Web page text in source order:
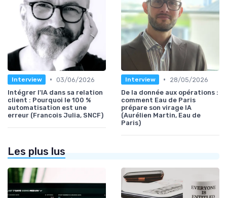
Interview • 03/06/2026
Intégrer l'IA dans sa relation
client : Pourquoi le 100 %
automatisation est une
erreur (Francois Julia, SNCF)
Interview •
28/05/2026
De la donnée aux opérations :
comment Eau de Paris
prépare son virage IA
(Aurélien Martin, Eau de
Paris)
Les plus lus